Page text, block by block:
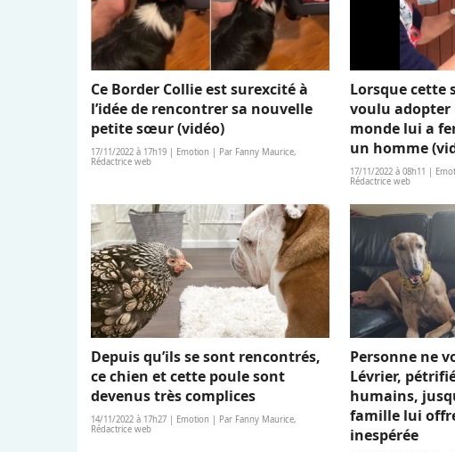
Ce Border Collie est surexcité à
l’idée de rencontrer sa nouvelle
petite sœur (vidéo)
17/11/2022 à 17h19 | Emotion | Par Fanny Maurice,
Rédactrice web
Lorsque cette
voulu
monde lui a
un homme
17/11/2022 à 08h11 |
Rédactrice web
Depuis qu’ils se sont rencontrés,
ce chien et cette poule sont
devenus très complices
14/11/2022 à 17h27 | Emotion | Par Fanny Maurice,
Rédactrice web
Personne ne
Lévrier,
humains,
famille lui
inespérée